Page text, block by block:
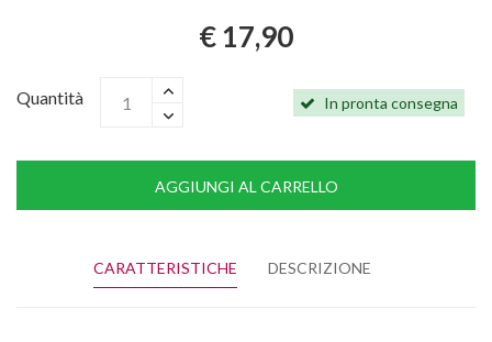
€ 17,90
Quantità In pronta consegna
AGGIUNGI AL CARRELLO
CARATTERISTICHE DESCRIZIONE